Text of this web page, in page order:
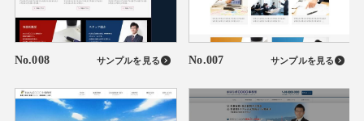
No.008 サンプルを見る No.007 サンプルを見る